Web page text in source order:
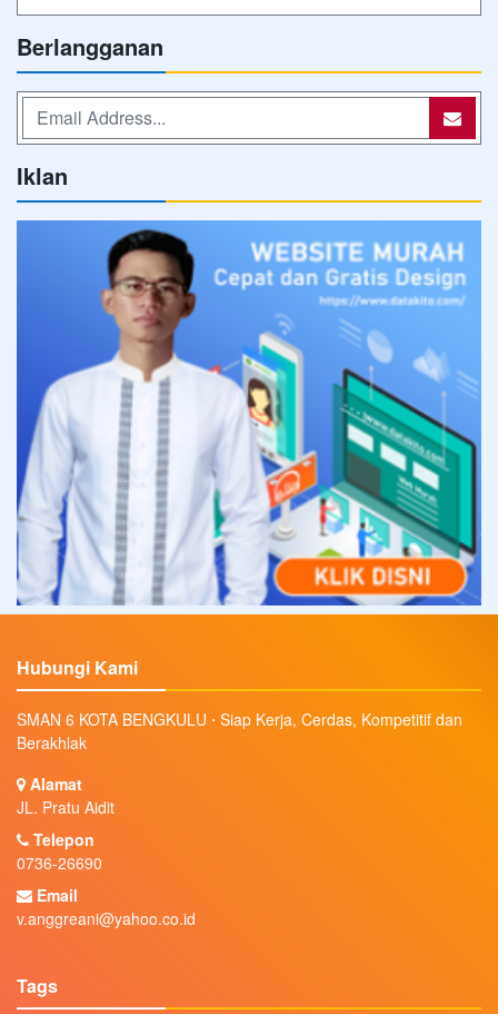
Berlangganan
Iklan
Hubungi Kami
SMAN 6 KOTA BENGKULU ⋅ Siap Kerja, Cerdas, Kompetitif dan
Berakhlak
Alamat
JL. Pratu Aidit
Telepon
0736-26690
Email
v.anggreani@yahoo.co.id
Tags